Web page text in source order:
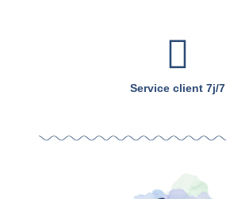
Service client 7j/7